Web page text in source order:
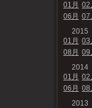
01月 02
06月 07
2015
01月 03
08月 09
2014
01月 02
06月 08
2013